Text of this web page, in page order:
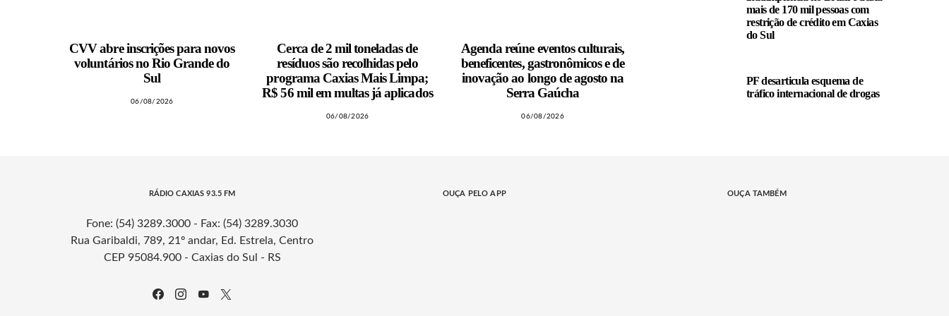
CVV abre inscrições para novos
voluntários no Rio Grande do
Sul
06/08/2026
Cerca de 2 mil toneladas de
resíduos são recolhidas pelo
programa Caxias Mais Limpa;
R$ 56 mil em multas já aplicados
06/08/2026
Agenda reúne eventos culturais,
beneficentes, gastronômicos e de
inovação ao longo de agosto na
Serra Gaúcha
06/08/2026
mais de 170 mil pessoas com
restrição de crédito em Caxias
do Sul
PF desarticula esquema de
tráfico internacional de drogas
RÁDIO CAXIAS 93.5 FM
Fone: (54) 3289.3000 - Fax: (54) 3289.3030
Rua Garibaldi, 789, 21º andar, Ed. Estrela, Centro
CEP 95084.900 - Caxias do Sul - RS
OUÇA PELO APP OUÇA TAMBÉM